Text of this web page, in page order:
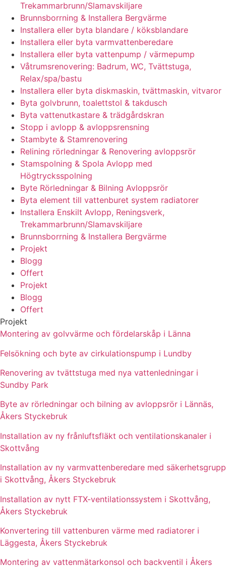
Trekammarbrunn/Slamavskiljare
Brunnsborrning & Installera Bergvärme
Installera eller byta blandare / köksblandare
Installera eller byta varmvattenberedare
Installera eller byta vattenpump / värmepump
Våtrumsrenovering: Badrum, WC, Tvättstuga,
Relax/spa/bastu
Installera eller byta diskmaskin, tvättmaskin, vitvaror
Byta golvbrunn, toalettstol & takdusch
Byta vattenutkastare & trädgårdskran
Stopp i avlopp & avloppsrensning
Stambyte & Stamrenovering
Relining rörledningar & Renovering avloppsrör
Stamspolning & Spola Avlopp med
Högtrycksspolning
Byte Rörledningar & Bilning Avloppsrör
Byta element till vattenburet system radiatorer
Installera Enskilt Avlopp, Reningsverk,
Trekammarbrunn/Slamavskiljare
Brunnsborrning & Installera Bergvärme
Projekt
Blogg
Offert
Projekt
Blogg
Offert
Projekt
Montering av golvvärme och fördelarskåp i Länna
Felsökning och byte av cirkulationspump i Lundby
Renovering av tvättstuga med nya vattenledningar i
Sundby Park
Byte av rörledningar och bilning av avloppsrör i Lännäs,
Åkers Styckebruk
Installation av ny frånluftsfläkt och ventilationskanaler i
Skottvång
Installation av ny varmvattenberedare med säkerhetsgrupp
i Skottvång, Åkers Styckebruk
Installation av nytt FTX-ventilationssystem i Skottvång,
Åkers Styckebruk
Konvertering till vattenburen värme med radiatorer i
Läggesta, Åkers Styckebruk
Montering av vattenmätarkonsol och backventil i Åkers